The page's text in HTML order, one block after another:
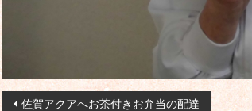
投 佐賀アクアへお茶付きお弁当の配達